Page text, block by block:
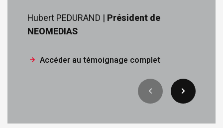
Hubert PEDURAND | Président de
NEOMEDIAS
Accéder au témoignage complet